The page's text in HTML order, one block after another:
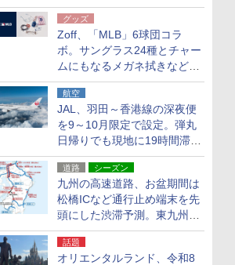
分、えきねっと限定
グッズ
Zoff、「MLB」6球団コラ
ボ。サングラス24種とチャー
ムにもなるメガネ拭きなど雑
貨24種
航空
JAL、羽田～香港線の深夜便
を9～10月限定で設定。弾丸
日帰りでも現地に19時間滞在
できる
道路 シーズン
九州の高速道路、お盆期間は
松橋ICなど通行止め端末を先
頭にした渋滞予測。東九州道
への迂回は料金調整を実施
話題
オリエンタルランド、令和8